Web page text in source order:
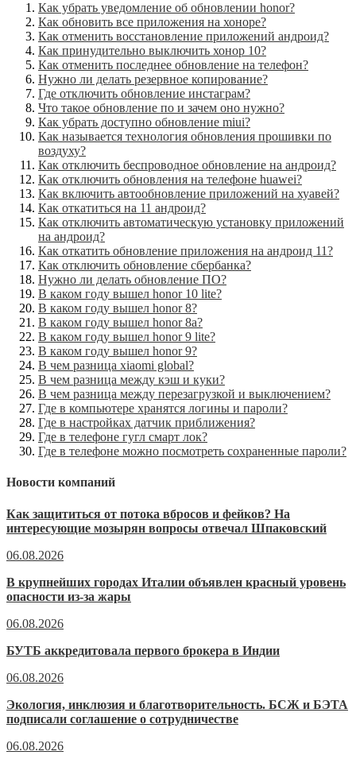
Как убрать уведомление об обновлении honor?
Как обновить все приложения на хоноре?
Как отменить восстановление приложений андроид?
Как принудительно выключить хонор 10?
Как отменить последнее обновление на телефон?
Нужно ли делать резервное копирование?
Где отключить обновление инстаграм?
Что такое обновление по и зачем оно нужно?
Как убрать доступно обновление miui?
Как называется технология обновления прошивки по
воздуху?
Как отключить беспроводное обновление на андроид?
Как отключить обновления на телефоне huawei?
Как включить автообновление приложений на хуавей?
Как откатиться на 11 андроид?
Как отключить автоматическую установку приложений
на андроид?
Как откатить обновление приложения на андроид 11?
Как отключить обновление сбербанка?
Нужно ли делать обновление ПО?
В каком году вышел honor 10 lite?
В каком году вышел honor 8?
В каком году вышел honor 8a?
В каком году вышел honor 9 lite?
В каком году вышел honor 9?
В чем разница xiaomi global?
В чем разница между кэш и куки?
В чем разница между перезагрузкой и выключением?
Где в компьютере хранятся логины и пароли?
Где в настройках датчик приближения?
Где в телефоне гугл смарт лок?
Где в телефоне можно посмотреть сохраненные пароли?
Новости компаний
Как защититься от потока вбросов и фейков? На
интересующие мозырян вопросы отвечал Шпаковский
06.08.2026
В крупнейших городах Италии объявлен красный уровень
опасности из-за жары
06.08.2026
БУТБ аккредитовала первого брокера в Индии
06.08.2026
Экология, инклюзия и благотворительность. БСЖ и БЭТА
подписали соглашение о сотрудничестве
06.08.2026